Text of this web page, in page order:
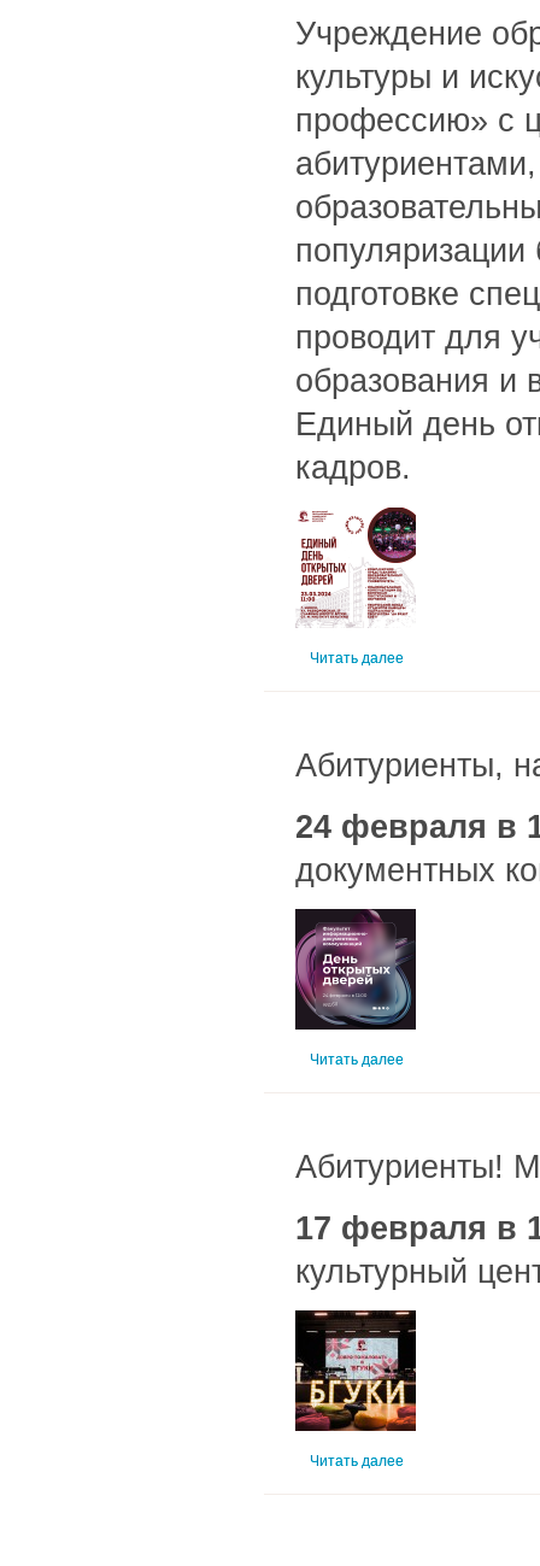
Учреждение
культуры и
профессию» с
подготовке
проводит для
образования и
Единый день
кадров.
Читать далее
Абитуриенты,
24 февраля в
документных
Читать далее
Абитуриенты! М
17 февраля в
культурный
Читать далее